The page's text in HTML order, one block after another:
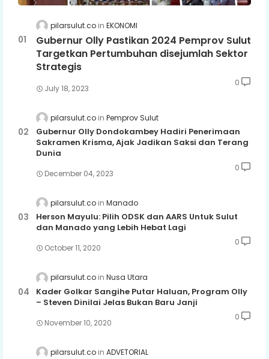
pilarsulut.co EKONOMI
Gubernur Olly Pastikan 2024 Pemprov Sulut
Targetkan Pertumbuhan disejumlah Sektor
Strategis
July 18, 2023
0
pilarsulut.co Pemprov Sulut
Gubernur Olly Dondokambey Hadiri Penerimaan
Sakramen Krisma, Ajak Jadikan Saksi dan Terang
Dunia
December 04, 2023
0
pilarsulut.co Manado
Herson Mayulu: Pilih ODSK dan AARS Untuk Sulut
dan Manado yang Lebih Hebat Lagi
October 11, 2020
0
pilarsulut.co Nusa Utara
Kader Golkar Sangihe Putar Haluan, Program Olly
– Steven Dinilai Jelas Bukan Baru Janji
November 10, 2020
0
pilarsulut.co ADVETORIAL